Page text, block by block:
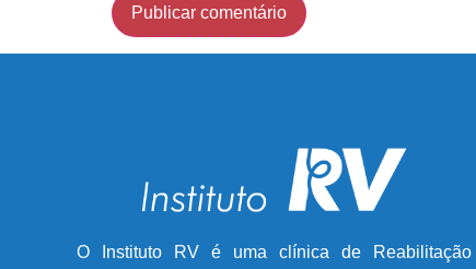
O Instituto RV é uma clínica de Reabilitação